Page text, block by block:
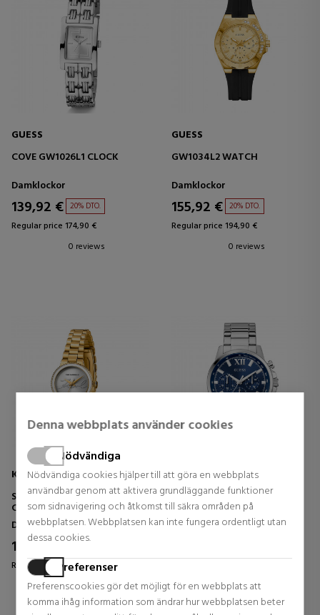
Denna webbplats använder cookies
Nödvändiga
Nödvändiga cookies hjälper till att göra en webbplats
användbar genom att aktivera grundläggande funktioner
som sidnavigering och åtkomst till säkra områden på
webbplatsen. Webbplatsen kan inte fungera ordentligt utan
dessa cookies.
Preferenser
Preferenscookies gör det möjligt för en webbplats att
komma ihåg information som ändrar hur webbplatsen beter
GUESS
COVE GW1026L1 CLOCK
Damklockor
139,92 € 20% DTO.
Regular price 174,90 €
0 reviews
GUESS
GW1034L2 WATCH
Damklockor
155,92 € 20% DTO.
Regular price 194,90 €
0 reviews
KARL LAGERFELD
SIGNATURE KAISER ROUND
CLOCK
Damklockor
159,20 €
Regular price 199,00 €
0 reviews
GUESS
WALKER GW0900G4 WATCH
Herrklockor
0 reviews